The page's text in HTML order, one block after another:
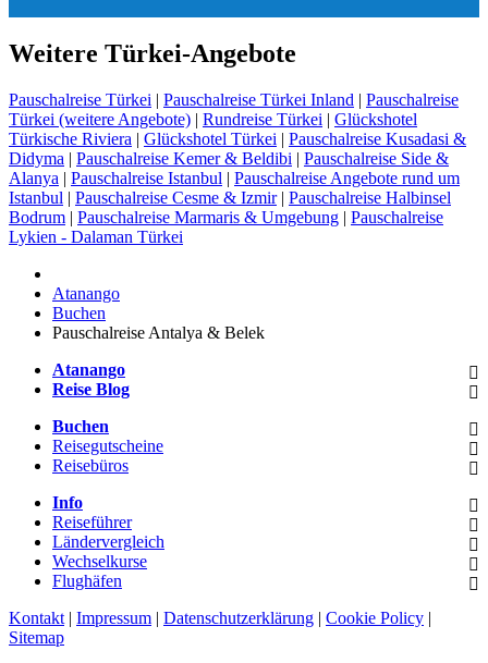
Weitere Türkei-Angebote
Pauschalreise Türkei | Pauschalreise Türkei Inland | Pauschalreise
Türkei (weitere Angebote) | Rundreise Türkei | Glückshotel
Türkische Riviera | Glückshotel Türkei | Pauschalreise Kusadasi &
Didyma | Pauschalreise Kemer & Beldibi | Pauschalreise Side &
Alanya | Pauschalreise Istanbul | Pauschalreise Angebote rund um
Istanbul | Pauschalreise Cesme & Izmir| Pauschalreise Halbinsel
Bodrum | Pauschalreise Marmaris & Umgebung | Pauschalreise
Lykien - Dalaman Türkei
Atanango
Buchen
Pauschalreise Antalya & Belek
Atanango
Reise Blog
Buchen
Reisegutscheine
Reisebüros
Info
Reiseführer
Ländervergleich
Wechselkurse
Flughäfen
Kontakt | Impressum | Datenschutzerklärung | Cookie Policy |
Sitemap